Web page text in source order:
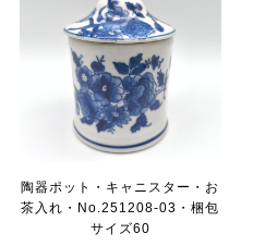
陶器ポット・キャニスター・お
茶入れ・No.251208-03・梱包
サイズ60